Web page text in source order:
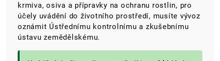
krmiva, osiva a přípravky na ochranu rostlin, pro
účely uvádění do životního prostředí, musíte vývoz
oznámit Ústřednímu kontrolnímu a zkušebnímu
ústavu zemědělskému.